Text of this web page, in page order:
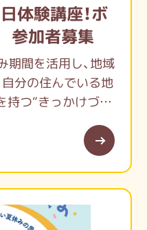
体験講座！ボ
加者募集
期間を活用し、地域
分の住んでいる地
持つ“きっかけづく
向けの1日体験講
す。お申込をお待